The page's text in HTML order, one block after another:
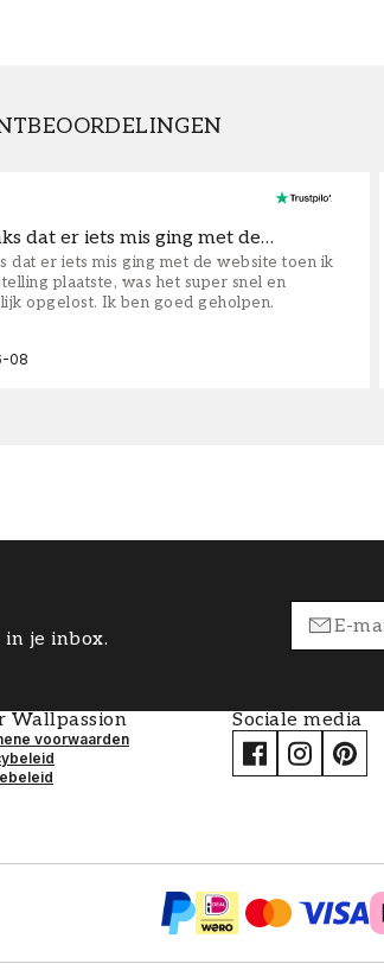
dat er iets mis ging met de…
dat er iets mis ging met de website toen ik
plaatste, was het super snel en
opgelost. Ik ben goed geholpen.
08
je inbox.
Wallpassion
voorwaarden
Sociale media